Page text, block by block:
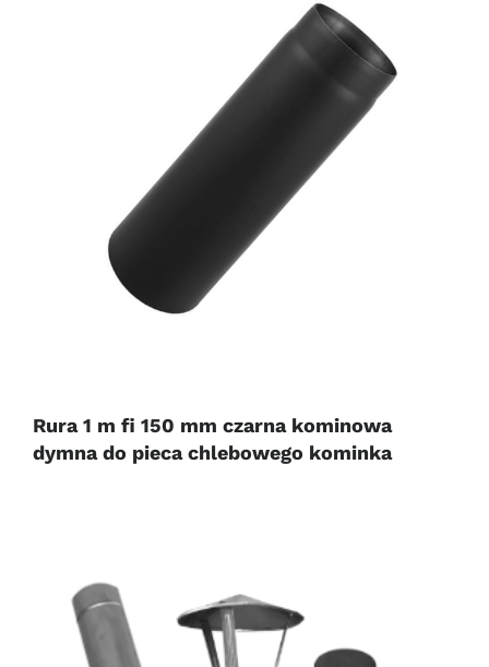
Rura 1 m fi 150 mm czarna kominowa
dymna do pieca chlebowego kominka